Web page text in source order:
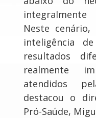
Neste
inteligência
resultados
realmente
atendidos
destacou o
Pró-Saúde,